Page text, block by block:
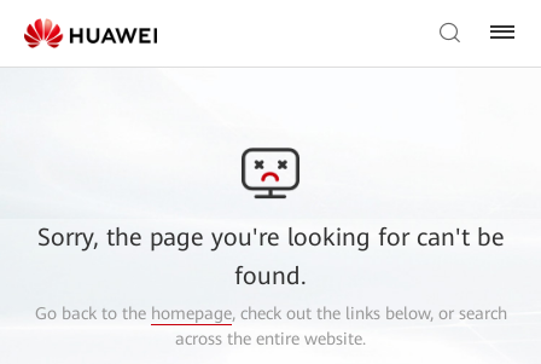
Sorry, the page you're looking for can't be
found.
Go back to the homepage, check out the links below, or search
across the entire website.